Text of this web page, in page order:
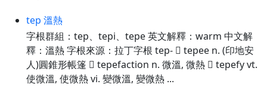
tep 溫熱
字根群組：tep、tepi、tepe 英文解釋：warm 中文解
釋：溫熱 字根來源：拉丁字根 tep-  tepee n. (印地安
人)圓錐形帳篷  tepefaction n. 微溫, 微熱  tepefy vt.
使微溫, 使微熱 vi. 變微溫, 變微熱 ...